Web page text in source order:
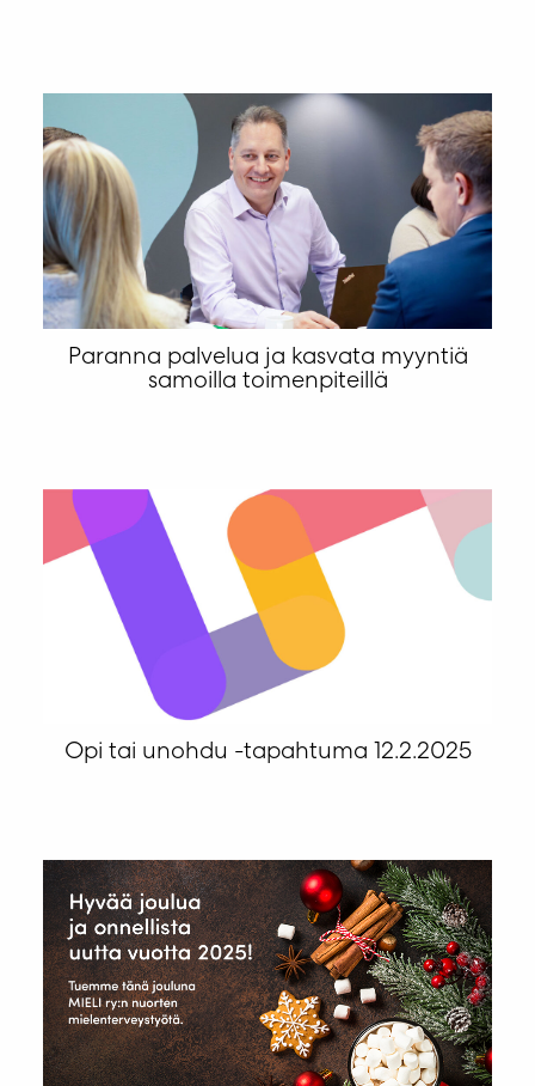
Paranna palvelua ja kasvata myyntiä
samoilla toimenpiteillä
Opi tai unohdu -tapahtuma 12.2.2025